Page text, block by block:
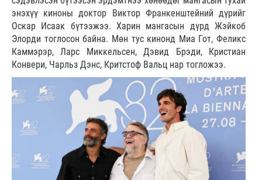
энэхүү киноны доктор Виктор Франкенштейний дүрийг
Оскар Исаак бүтээжээ. Харин мангасын дүрд Жэйкоб
Элорди тоглосон байна. Мөн тус кинонд Миа Гот, Феликс
Каммэрэр, Ларс Миккельсен, Дэвид Брэди, Кристиан
Конвери, Чарльз Дэнс, Критстоф Вальц нар тогложээ.